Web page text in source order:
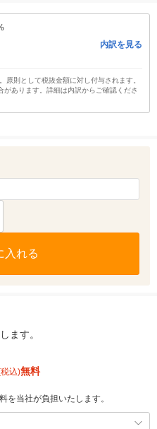
内訳を見る
原則として税抜金額に対し付与されます。
あります。詳細は内訳からご確認くださ
入れる
ます。
込)無料
を当社が負担いたします。